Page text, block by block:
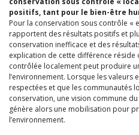
positifs, tant pour le bien-être
Pour la conservation sous contrôle «
rapportent des résultats positifs et
conservation inefficace et des
explication de cette différence réside
contrôlée localement peut produire
l’environnement. Lorsque les valeurs
respectées et que les communautés
conservation, une vision commune
génère alors une mobilisation pour
l’environnement.